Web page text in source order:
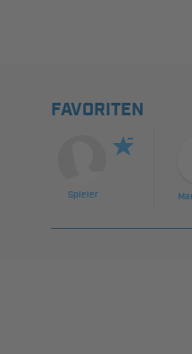
FAVORITEN
Spieler